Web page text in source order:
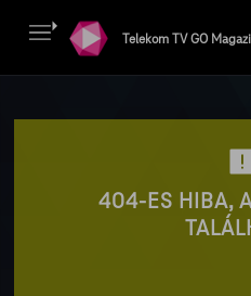
Telekom TV GO
404-ES HIBA,